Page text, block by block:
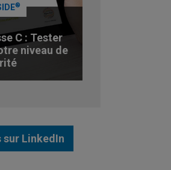
®
C : Tester
niveau de
sur LinkedIn